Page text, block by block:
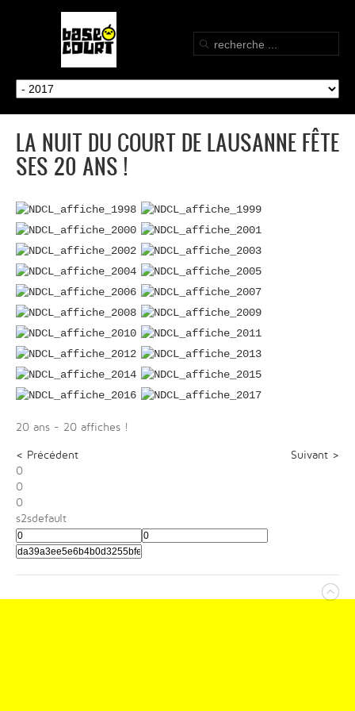
LA NUIT DU COURT DE LAUSANNE FÊTE
SES 20 ANS !
20 ans - 20 affiches !
< Précédent
Suivant >
0
0
0
s2sdefault